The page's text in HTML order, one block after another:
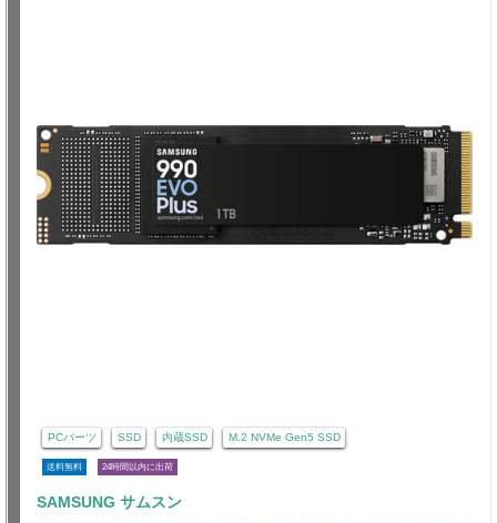
PCパーツ SSD 内蔵SSD M.2 NVMe Gen5 SSD
送料無料 24時間以内に出荷
SAMSUNG サムスン